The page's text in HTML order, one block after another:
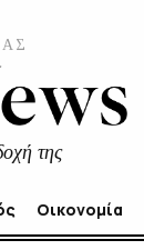
της
Οικονομία